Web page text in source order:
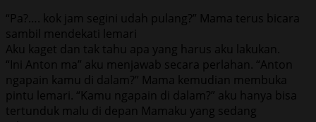
“Pa?…. kok jam segini udah pulang?” Mama terus bicara
sambil mendekati lemari
Aku kaget dan tak tahu apa yang harus aku lakukan.
“Ini Anton ma” aku menjawab secara perlahan. “Anton
ngapain kamu di dalam?” Mama kemudian membuka
pintu lemari. “Kamu ngapain di dalam?” aku hanya bisa
tertunduk malu di depan Mamaku yang sedang